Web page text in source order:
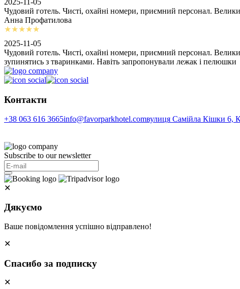
2025-11-05
Чудовий готель. Чисті, охайні номери, приємний персонал.
Анна Профатилова
2025-11-05
Чудовий готель. Чисті, охайні номери, приємний персонал.
зупинятись з тваринками. Навіть запропонували лежак і пелюшки
Контакти
+38 063 616 3665info@favorparkhotel.comвулиця Самійла Кішки 6,
Subscribe to our newsletter
✕
Дякуємо
Ваше повідомлення успішно відправлено!
✕
Спасибо за подписку
✕